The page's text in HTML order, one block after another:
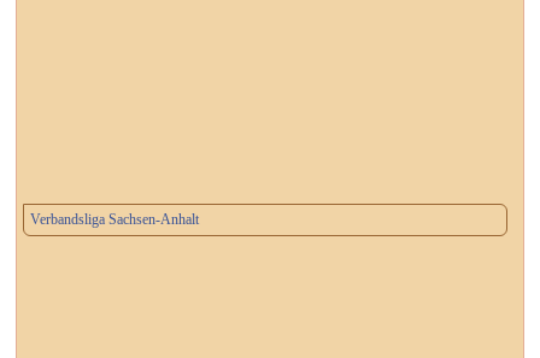
Verbandsliga Sachsen-Anhalt